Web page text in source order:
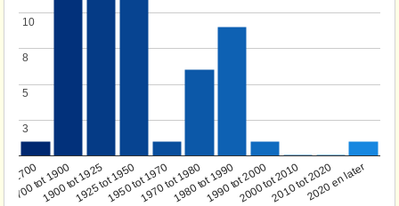
1700
1700 tot 1900
1900 tot 19251925 tot 19501950 tot 19701970 tot 19801980 tot 19901990 tot 20002000 tot 20102010 tot 20202020 en later
3
3
5
5
8
8
10
10